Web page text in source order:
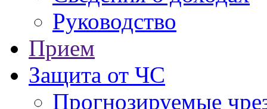
Руководство
Прием
Защита от ЧС
Прогнозируемые